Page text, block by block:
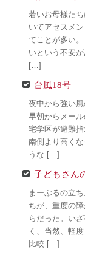
若いお母様た
いてアセスメ
てことが多い
いという不安
[…]
台風18号
夜中から強い
早朝からメー
宅学区が避難
南側より高く
うな […]
子どもさん
まーぶるの立
ちが、重度の
らだった。い
く、当然、軽
比較 […]